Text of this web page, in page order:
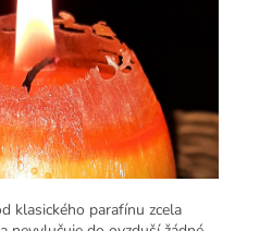
klasického parafínu zcela